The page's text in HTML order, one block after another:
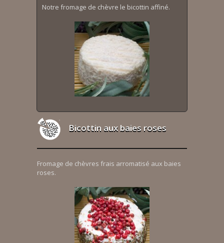
Notre fromage de chèvre le bicottin affiné.
Bicottin aux baies roses
Fromage de chèvres frais arromatisé aux baies
roses.